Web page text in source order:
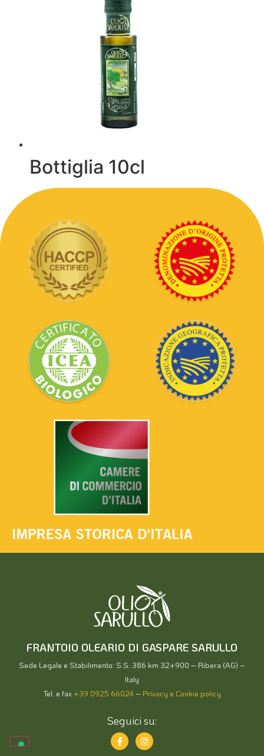
Bottiglia 10cl
FRANTOIO OLEARIO DI GASPARE SARULLO
Sede Legale e Stabilimento: S.S. 386 km 32+900 – Ribera (AG) –
Italy
Tel. e fax+39 0925 66024 – Privacy e Cookie policy
Seguici su: